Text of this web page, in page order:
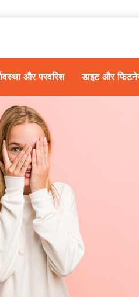
और परवरिश डाइट और